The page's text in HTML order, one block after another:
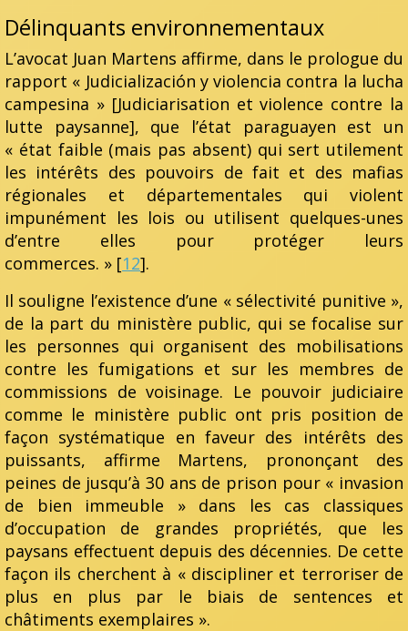
Délinquants environnementaux
L’avocat Juan Martens affirme, dans le prologue du
rapport « Judicialización y violencia contra la lucha
campesina » [Judiciarisation et violence contre la
lutte paysanne], que l’état paraguayen est un
« état faible (mais pas absent) qui sert utilement
les intérêts des pouvoirs de fait et des mafias
régionales et départementales qui violent
impunément les lois ou utilisent quelques-unes
d’entre elles pour protéger leurs
commerces. » [12].
Il souligne l’existence d’une « sélectivité punitive »,
de la part du ministère public, qui se focalise sur
les personnes qui organisent des mobilisations
contre les fumigations et sur les membres de
commissions de voisinage. Le pouvoir judiciaire
comme le ministère public ont pris position de
façon systématique en faveur des intérêts des
puissants, affirme Martens, prononçant des
peines de jusqu’à 30 ans de prison pour « invasion
de bien immeuble » dans les cas classiques
d’occupation de grandes propriétés, que les
paysans effectuent depuis des décennies. De cette
façon ils cherchent à « discipliner et terroriser de
plus en plus par le biais de sentences et
châtiments exemplaires ».